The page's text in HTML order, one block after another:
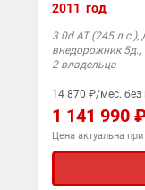
2011 год
3.0d АТ (245 л.с.),
внедорожник
2 владельца
14 870 ₽/мес. без
1 141 990
Цена актуальна